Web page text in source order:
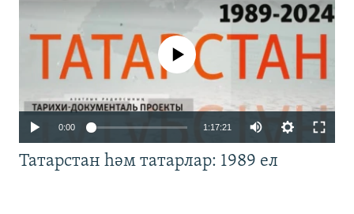
No media source currently available
0:00 1:17:21
Татарстан һәм татарлар: 1989 ел